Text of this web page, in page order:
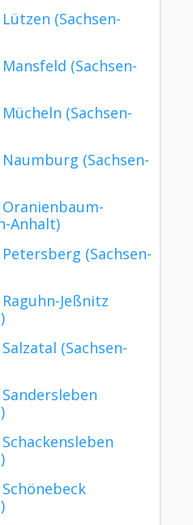
(Sachsen-
(Sachsen-
(Sachsen-
(Sachsen-
Anhalt)
(Sachsen-
Jeßnitz
(Sachsen-